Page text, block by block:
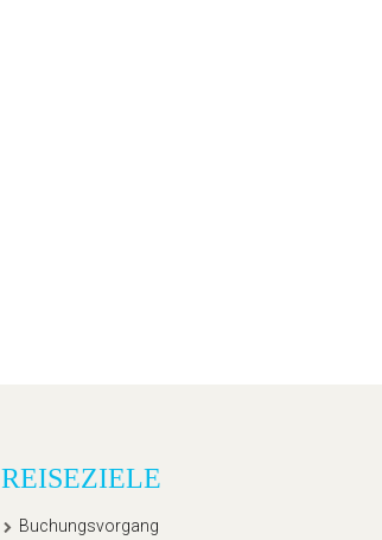
REISEZIELE
Buchungsvorgang